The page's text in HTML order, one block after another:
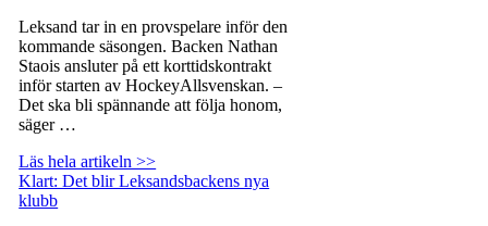
Leksand tar in en provspelare inför den
kommande säsongen. Backen Nathan
Staois ansluter på ett korttidskontrakt
inför starten av HockeyAllsvenskan. –
Det ska bli spännande att följa honom,
säger …
Läs hela artikeln >>
Klart: Det blir Leksandsbackens nya
klubb